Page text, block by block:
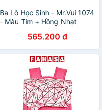
Ba Lô Học Sinh - Mr.Vui 1074
- Màu Tím + Hồng Nhạt
565.200 đ